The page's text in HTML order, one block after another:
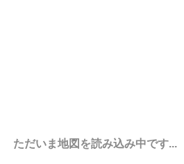
ただいま地図を読み込み中です...